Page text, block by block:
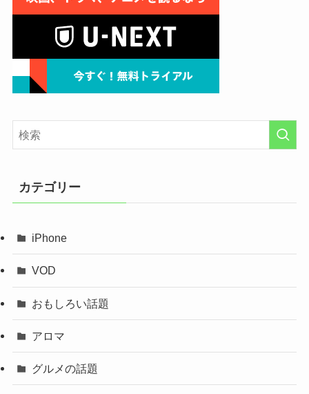
カテゴリー
iPhone
VOD
おもしろい話題
アロマ
グルメの話題